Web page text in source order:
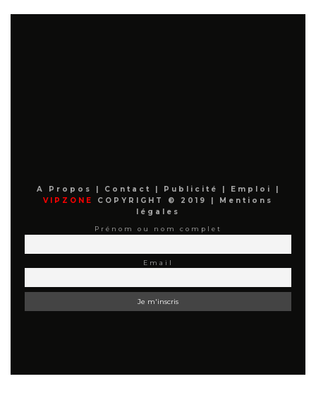
A Propos Contact Publicité Emploi
VIPZONE
COPYRIGHT © 2019 |
Mentions
légales
Prénom ou nom complet
Email